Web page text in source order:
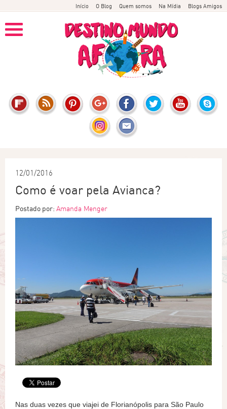
Início O Blog Quem somos Na Mídia Blogs Amigos
12/01/2016
Como é voar pela Avianca?
Postado por: Amanda Menger
Nas duas vezes que viajei de Florianópolis para São Paulo